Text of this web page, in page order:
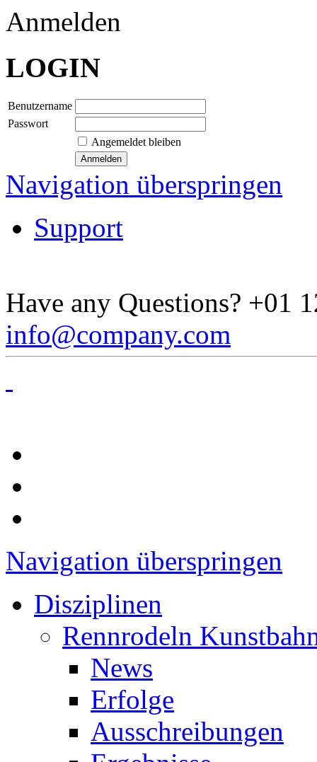
Anmelden
LOGIN
Benutzername
Passwort
Angemeldet bleiben
Navigation überspringen
Support
Have any Questions? +01
info@company.com
Navigation überspringen
Disziplinen
Rennrodeln
News
Erfolge
Ausschreibungen